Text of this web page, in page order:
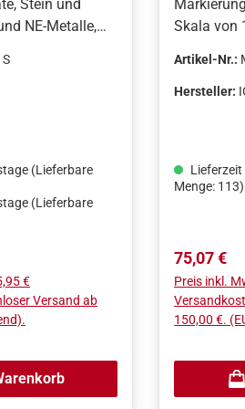
Stein und
NE-Metalle,
Set
(Lieferbare
(Lieferbare
€
Versand ab
Skala von
ist mit
Die
Teilen,
Lineal, die
feste
Artikel-Nr.:
Hersteller:
Menge: 113)
Regulärer
75,07 €
Preis inkl.
150,00 €.